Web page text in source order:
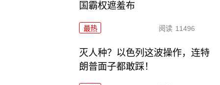
国霸权遮羞布
最热 阅读 11496
灭人种？以色列这波操作，连特
朗普面子都敢踩！